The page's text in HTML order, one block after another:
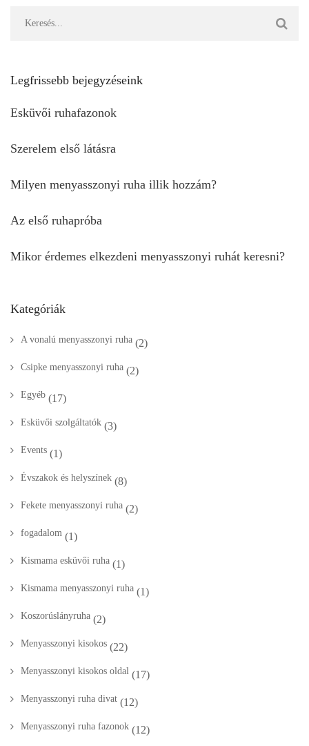
Legfrissebb bejegyzéseink
Esküvői ruhafazonok
Szerelem első látásra
Milyen menyasszonyi ruha illik hozzám?
Az első ruhapróba
Mikor érdemes elkezdeni menyasszonyi ruhát keresni?
Kategóriák
A vonalú menyasszonyi ruha (2)
Csipke menyasszonyi ruha (2)
Egyéb (17)
Esküvői szolgáltatók (3)
Events (1)
Évszakok és helyszínek (8)
Fekete menyasszonyi ruha (2)
fogadalom (1)
Kismama esküvői ruha (1)
Kismama menyasszonyi ruha (1)
Koszorúslányruha (2)
Menyasszonyi kisokos (22)
Menyasszonyi kisokos oldal (17)
Menyasszonyi ruha divat (12)
Menyasszonyi ruha fazonok (12)